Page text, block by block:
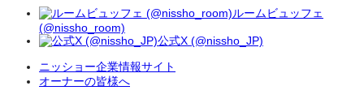
ルームビュッフェ
(@nissho_room)
公式X (@nissho_JP)
ニッショー企業情報サイト
オーナーの皆様へ